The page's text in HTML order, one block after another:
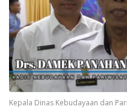
Kepala Dinas Kebudayaan dan